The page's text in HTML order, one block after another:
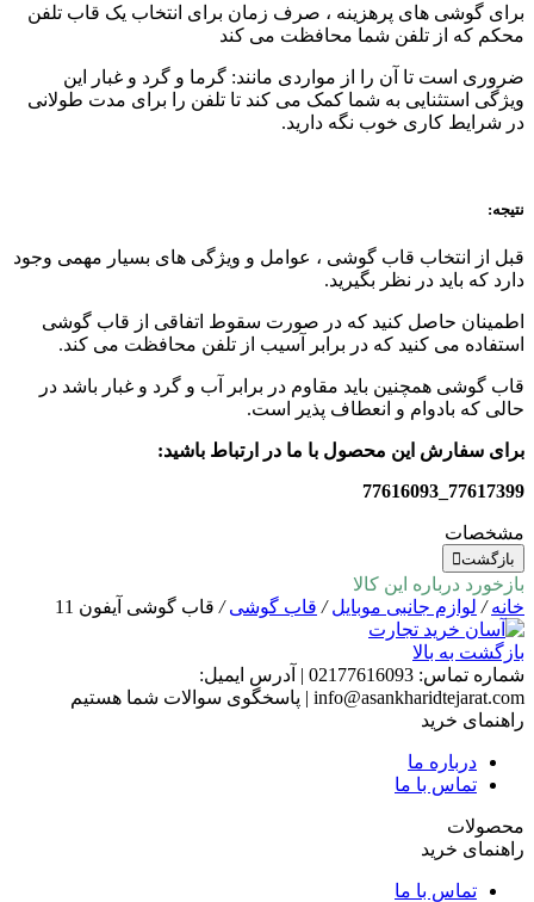
برای گوشی های پرهزینه ، صرف زمان برای انتخاب یک قاب تلفن
محکم که از تلفن شما محافظت می کند
ضروری است تا آن را از مواردی مانند: گرما و گرد و غبار این
ویژگی استثنایی به شما کمک می کند تا تلفن را برای مدت طولانی
در شرایط کاری خوب نگه دارید.
نتیجه:
قبل از انتخاب قاب گوشی ، عوامل و ویژگی های بسیار مهمی وجود
دارد که باید در نظر بگیرید.
اطمینان حاصل کنید که در صورت سقوط اتفاقی از قاب گوشی
استفاده می کنید که در برابر آسیب از تلفن محافظت می کند.
قاب گوشی همچنین باید مقاوم در برابر آب و گرد و غبار باشد در
حالی که بادوام و انعطاف پذیر است.
برای سفارش این محصول با ما در ارتباط باشید:
77617399_77616093
مشخصات
بازگشت
بازخورد درباره این کالا
خانه/ لوازم جانبی موبایل/ قاب گوشی/ قاب گوشی آیفون 11
بازگشت به بالا
شماره تماس: 02177616093
| آدرس ایمیل:
info@asankharidtejarat.com
| پاسخگوی سوالات شما هستیم
راهنمای خرید
درباره ما
تماس با ما
محصولات
راهنمای خرید
تماس با ما